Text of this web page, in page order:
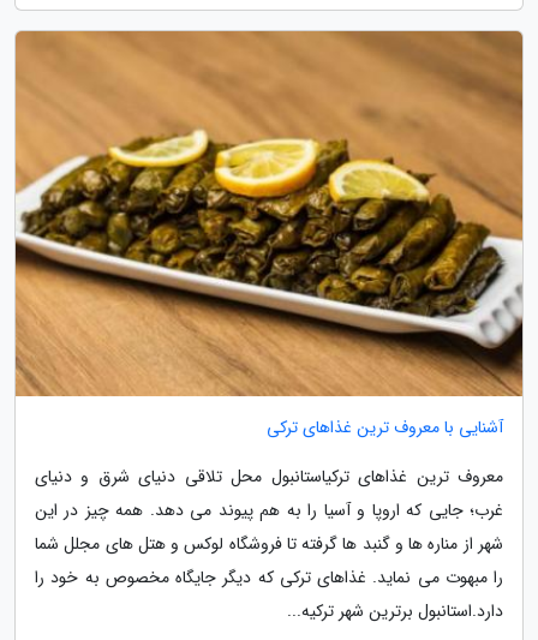
آشنایی با معروف ترین غذاهای ترکی
معروف ترین غذاهای ترکیاستانبول محل تلاقی دنیای شرق و دنیای
غرب؛ جایی که اروپا و آسیا را به هم پیوند می دهد. همه چیز در این
شهر از مناره ها و گنبد ها گرفته تا فروشگاه لوکس و هتل های مجلل شما
را مبهوت می نماید. غذاهای ترکی که دیگر جایگاه مخصوص به خود را
دارد.استانبول برترین شهر ترکیه...